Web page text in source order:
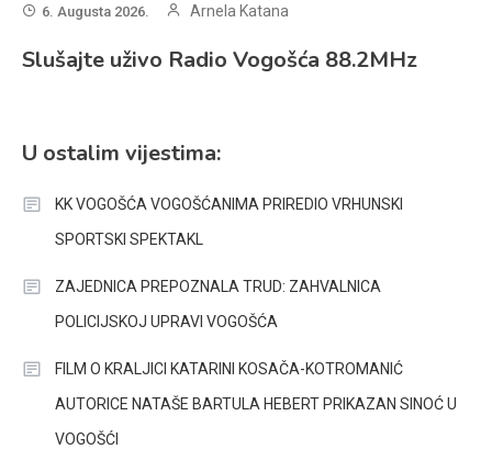
6. Augusta 2026. Arnela Katana
Slušajte uživo Radio Vogošća 88.2MHz
U ostalim vijestima:
KK VOGOŠĆA VOGOŠĆANIMA PRIREDIO VRHUNSKI
SPORTSKI SPEKTAKL
ZAJEDNICA PREPOZNALA TRUD: ZAHVALNICA
POLICIJSKOJ UPRAVI VOGOŠĆA
FILM O KRALJICI KATARINI KOSAČA-KOTROMANIĆ
AUTORICE NATAŠE BARTULA HEBERT PRIKAZAN SINOĆ U
VOGOŠĆI